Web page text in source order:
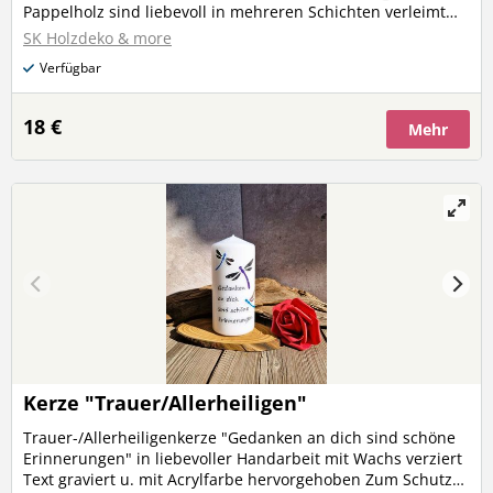
Pappelholz sind liebevoll in mehreren Schichten verleimt
und messen ca. 36 x 29 x 2 cm. Dank der integrierten
Leddraht-Beleuchtung erstrahlen die Wichtel in festlichem
Glanz und zaubern eine gemütliche Atmosphäre in Ihr
Zuhause. Perfekt, um Ihr Weihnachtsfest mit einem Hauch
von Magie zu bereichern!
SK Holzdeko & more
Verfügbar
18 € Mehr
Kerze "Trauer/Allerheiligen"
Trauer-/Allerheiligenkerze "Gedanken an dich sind schöne
Erinnerungen" in liebevoller Handarbeit mit Wachs verziert
Text graviert u. mit Acrylfarbe hervorgehoben Zum Schutz